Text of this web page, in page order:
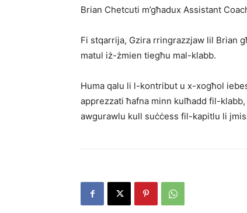
Brian Chetcuti m’għadux Assistant
Fi stqarrija, Gzira rringrazzjaw lil Brian
matul iż-żmien tiegħu mal-klabb.
Huma qalu li l-kontribut u x-xogħol
apprezzati ħafna minn kulħadd fil-
awgurawlu kull suċċess fil-kapitlu li